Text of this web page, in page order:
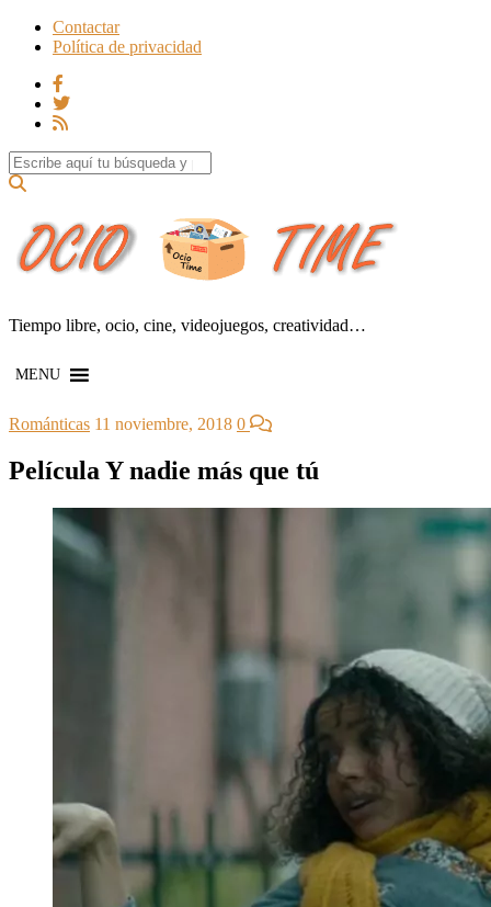
Contactar
Política de privacidad
Search for:
Tiempo libre, ocio, cine, videojuegos, creatividad…
MENU
Románticas 11 noviembre, 2018 0
Película Y nadie más que tú